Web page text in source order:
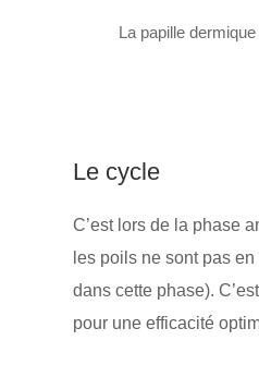
La papille
Le cycle
C’est lors de la phase
les poils ne sont pas
dans cette phase).
pour une efficacité